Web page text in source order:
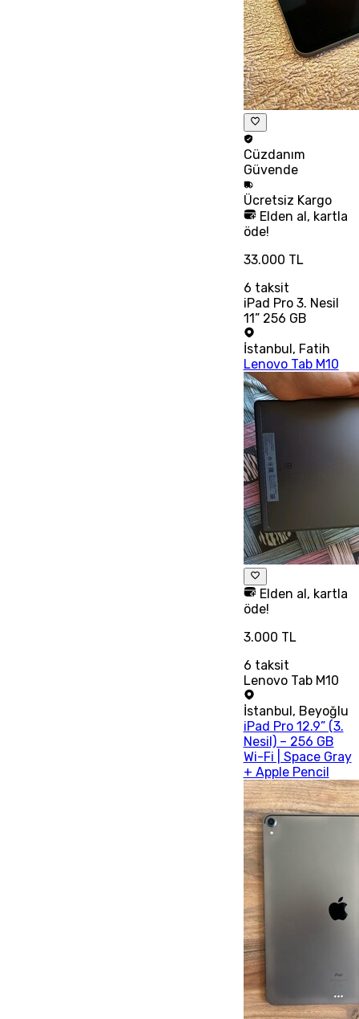
Cüzdanım
Güvende
Ücretsiz Kargo
Elden al, kartla
öde!
33.000 TL
6 taksit
iPad Pro 3. Nesil
11” 256 GB
İstanbul, Fatih
Lenovo Tab M10
Elden al, kartla
öde!
3.000 TL
6 taksit
Lenovo Tab M10
İstanbul, Beyoğlu
iPad Pro 12.9” (3.
Nesil) – 256 GB
Wi-Fi | Space Gray
+ Apple Pencil